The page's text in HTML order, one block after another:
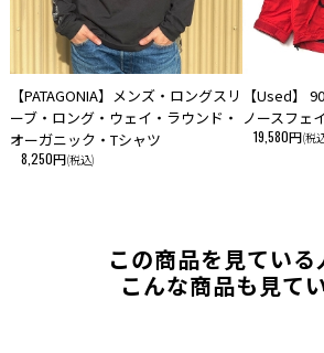
【PATAGONIA】メンズ・ロングスリ
ーブ・ロング・ウェイ・ラウンド・
オーガニック・Tシャツ
8,250円(税込)
【Used】
ノースフ
19,580円(税
この商品を見ている
こんな商品も見て